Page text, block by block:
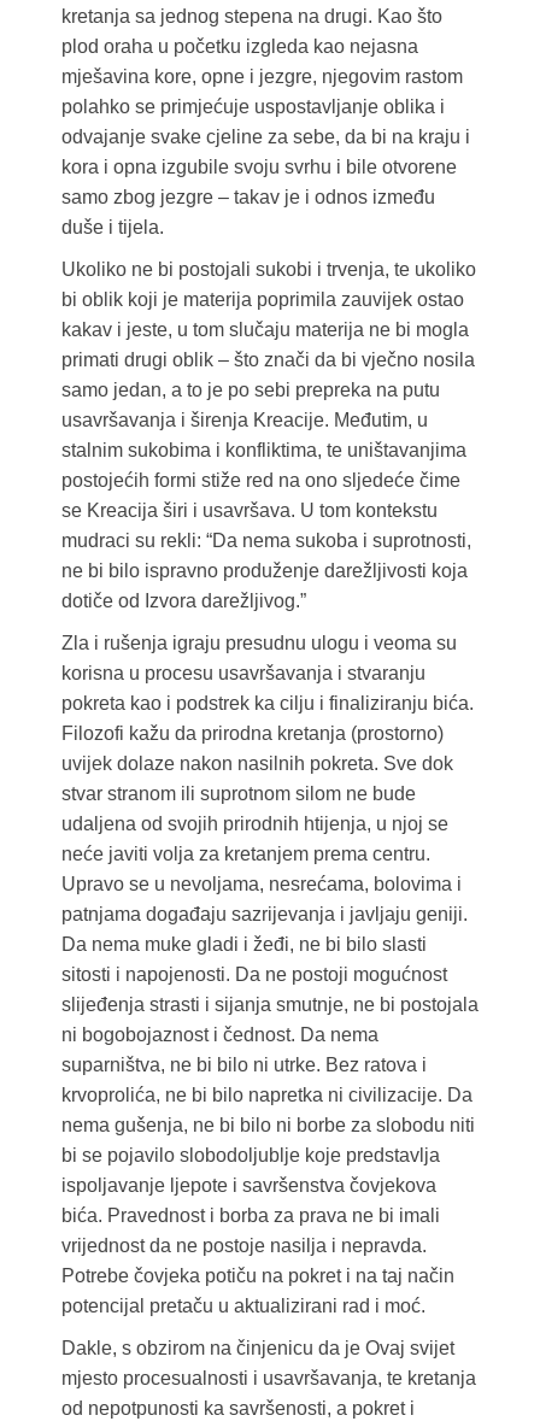
kretanja sa jednog stepena na drugi. Kao što
plod oraha u početku izgleda kao nejasna
mješavina kore, opne i jezgre, njegovim rastom
polahko se primjećuje uspostavljanje oblika i
odvajanje svake cjeline za sebe, da bi na kraju i
kora i opna izgubile svoju svrhu i bile otvorene
samo zbog jezgre – takav je i odnos između
duše i tijela.
Ukoliko ne bi postojali sukobi i trvenja, te ukoliko
bi oblik koji je materija poprimila zauvijek ostao
kakav i jeste, u tom slučaju materija ne bi mogla
primati drugi oblik – što znači da bi vječno nosila
samo jedan, a to je po sebi prepreka na putu
usavršavanja i širenja Kreacije. Međutim, u
stalnim sukobima i konfliktima, te uništavanjima
postojećih formi stiže red na ono sljedeće čime
se Kreacija širi i usavršava. U tom kontekstu
mudraci su rekli: “Da nema sukoba i suprotnosti,
ne bi bilo ispravno produženje darežljivosti koja
dotiče od Izvora darežljivog.”
Zla i rušenja igraju presudnu ulogu i veoma su
korisna u procesu usavršavanja i stvaranju
pokreta kao i podstrek ka cilju i finaliziranju bića.
Filozofi kažu da prirodna kretanja (prostorno)
uvijek dolaze nakon nasilnih pokreta. Sve dok
stvar stranom ili suprotnom silom ne bude
udaljena od svojih prirodnih htijenja, u njoj se
neće javiti volja za kretanjem prema centru.
Upravo se u nevoljama, nesrećama, bolovima i
patnjama događaju sazrijevanja i javljaju geniji.
Da nema muke gladi i žeđi, ne bi bilo slasti
sitosti i napojenosti. Da ne postoji mogućnost
slijeđenja strasti i sijanja smutnje, ne bi postojala
ni bogobojaznost i čednost. Da nema
suparništva, ne bi bilo ni utrke. Bez ratova i
krvoprolića, ne bi bilo napretka ni civilizacije. Da
nema gušenja, ne bi bilo ni borbe za slobodu niti
bi se pojavilo slobodoljublje koje predstavlja
ispoljavanje ljepote i savršenstva čovjekova
bića. Pravednost i borba za prava ne bi imali
vrijednost da ne postoje nasilja i nepravda.
Potrebe čovjeka potiču na pokret i na taj način
potencijal pretaču u aktualizirani rad i moć.
Dakle, s obzirom na činjenicu da je Ovaj svijet
mjesto procesualnosti i usavršavanja, te kretanja
od nepotpunosti ka savršenosti, a pokret i